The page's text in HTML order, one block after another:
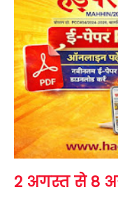
2 अगस्त से 8